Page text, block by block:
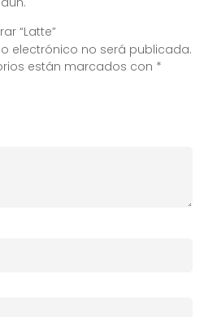
“Latte”
electrónico no será publicada.
están marcados con *